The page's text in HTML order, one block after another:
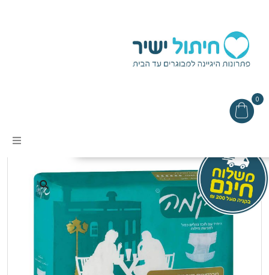
0
אודות
מבצעים
תקנון האתר
עמוד הבית